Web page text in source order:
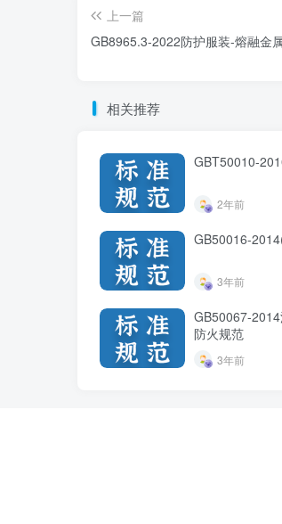
上一篇
GB8965.3-2022防护服装-熔融金
相关推荐
GBT50010-
2年前
GB50016-
3年前
GB50067-
防火规范
3年前